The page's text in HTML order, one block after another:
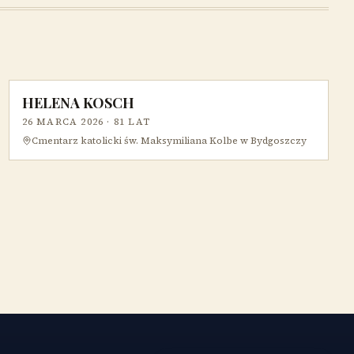
HELENA KOSCH
26 MARCA 2026 · 81 LAT
Cmentarz katolicki św. Maksymiliana Kolbe w Bydgoszczy